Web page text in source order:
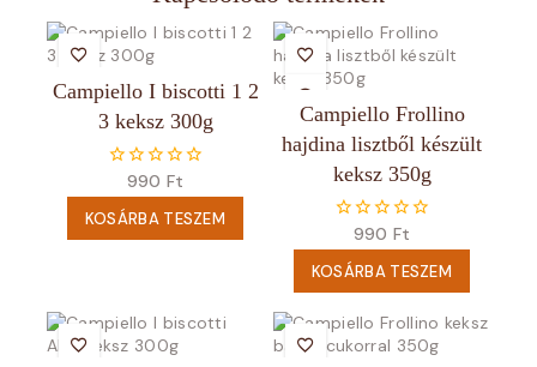
Campiello I biscotti 1 2
3 keksz 300g
5
990 Ft
KOSÁRBA TESZEM
Campiello Frollino
hajdina lisztből készült
keksz 350g
5
990 Ft
KOSÁRBA TESZEM